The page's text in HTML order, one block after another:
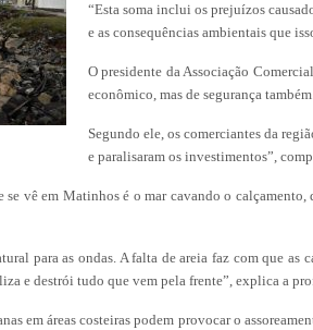
“Esta soma inclui os prejuízos
e as consequências ambientais que
O presidente da Associação
econômico, mas de segurança
Segundo ele, os comerciantes da
e paralisaram os investimentos”,
vê em Matinhos é o mar cavando o
para as ondas. A falta de areia faz com que
e destrói tudo que vem pela frente”, explica a
em áreas costeiras podem provocar o